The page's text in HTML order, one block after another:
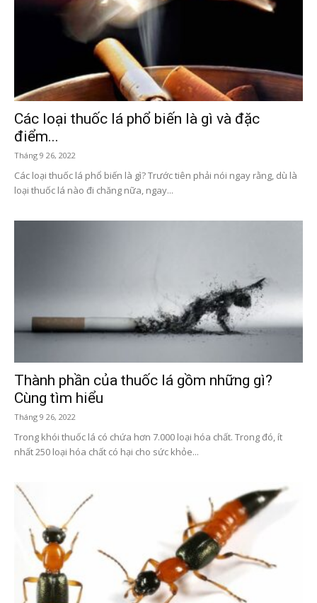
Các loại thuốc lá phổ biến là gì và đặc
điểm...
Tháng 9 26, 2022
Các loại thuốc lá phổ biến là gì? Trước tiên phải nói ngay rằng, dù là
loại thuốc lá nào đi chăng nữa, ngay...
Thành phần của thuốc lá gồm những gì?
Cùng tìm hiểu
Tháng 9 26, 2022
Trong khói thuốc lá có chứa hơn 7.000 loại hóa chất. Trong đó, ít
nhất 250 loại hóa chất có hại cho sức khỏe...